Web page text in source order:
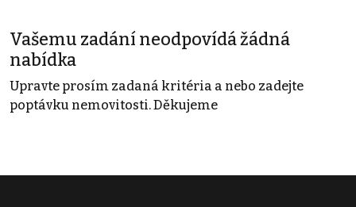
Vašemu zadání neodpovídá žádná
nabídka
Upravte prosím zadaná kritéria a nebo zadejte
poptávku nemovitosti. Děkujeme